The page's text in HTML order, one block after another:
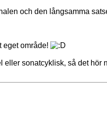
och den långsamma
eget område!
eller sonatcyklisk, så det hör